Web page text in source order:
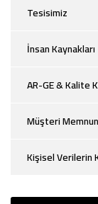
Tesisimiz
İnsan Kaynakları
AR-GE & Kalite
Müşteri
Kişisel Verilerin